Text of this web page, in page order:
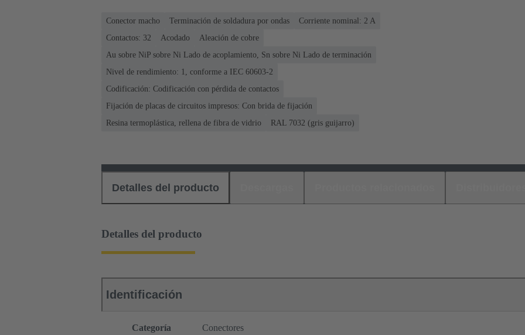
Conector macho Terminación de soldadura por ondas
Corriente nominal: ‌2 A
Contactos: 32
Acodado
Aleación de cobre
Au sobre NiP sobre Ni Lado de acoplamiento, Sn sobre Ni Lado de terminación
Nivel de rendimiento: 1, conforme a IEC 60603-2
Codificación: Codificación con pérdida de contactos
Fijación de placas de circuitos impresos: Con brida de fijación
Resina termoplástica, rellena de fibra de vidrio
RAL 7032 (gris guijarro)
Detalles del producto
Detalles del producto
Identificación
Categoría
Conectores